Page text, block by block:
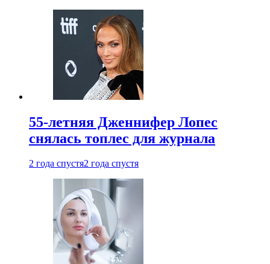
55-летняя Дженнифер Лопес
снялась топлес для журнала
2 года спустя2 года спустя